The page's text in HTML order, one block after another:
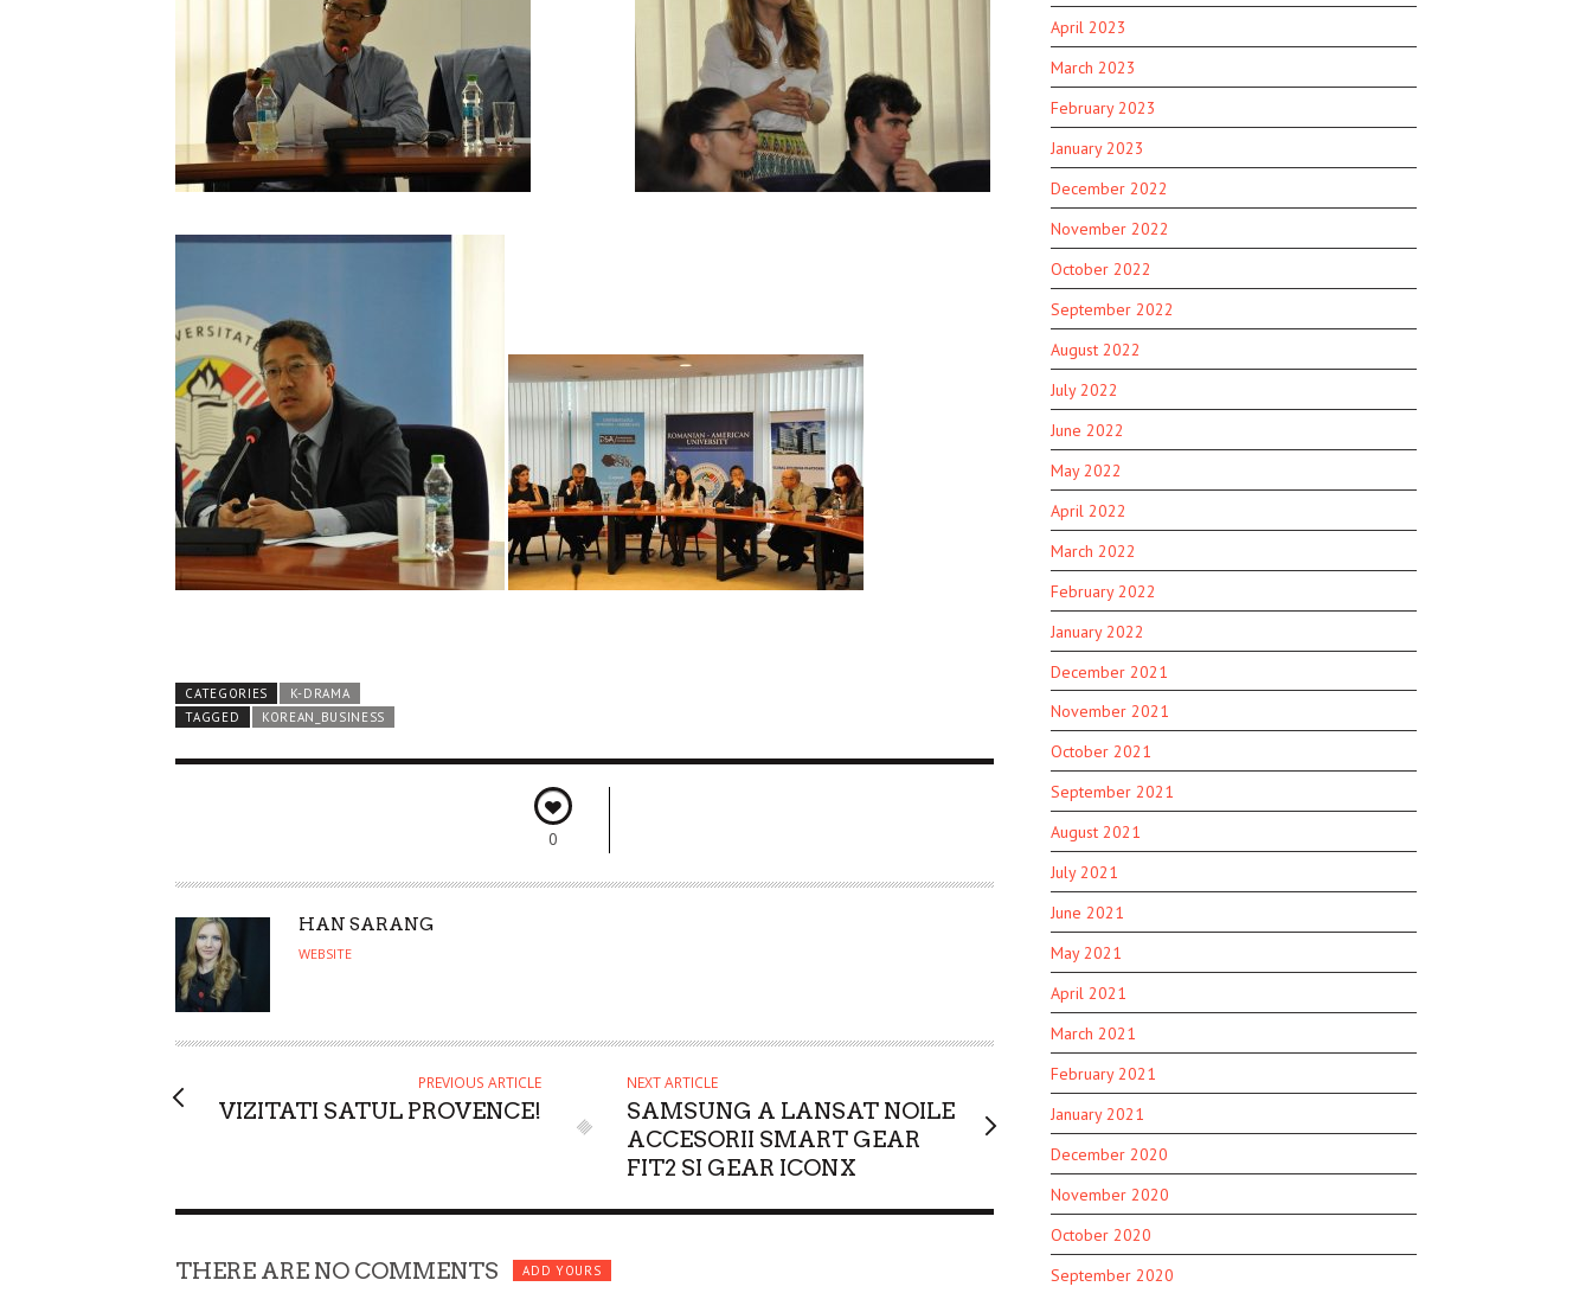
CATEGORIES
K-DRAMA
TAGGED
KOREAN_BUSINESS
0
A
U
O
HAN SARANG
WEBSITE
PREVIOUS ARTICLE
VIZITATI SATUL PROVENCE!
NEXT ARTICLE
SAMSUNG A LANSAT NOILE
ACCESORII SMART GEAR
FIT2 SI GEAR ICONX
THERE ARE NO COMMENTS ADD YOURS
April 2023
March 2023
February 2023
January 2023
December 2022
November 2022
October 2022
September 2022
August 2022
July 2022
June 2022
May 2022
April 2022
March 2022
February 2022
January 2022
December 2021
November 2021
October 2021
September 2021
August 2021
July 2021
June 2021
May 2021
April 2021
March 2021
February 2021
January 2021
December 2020
November 2020
October 2020
September 2020